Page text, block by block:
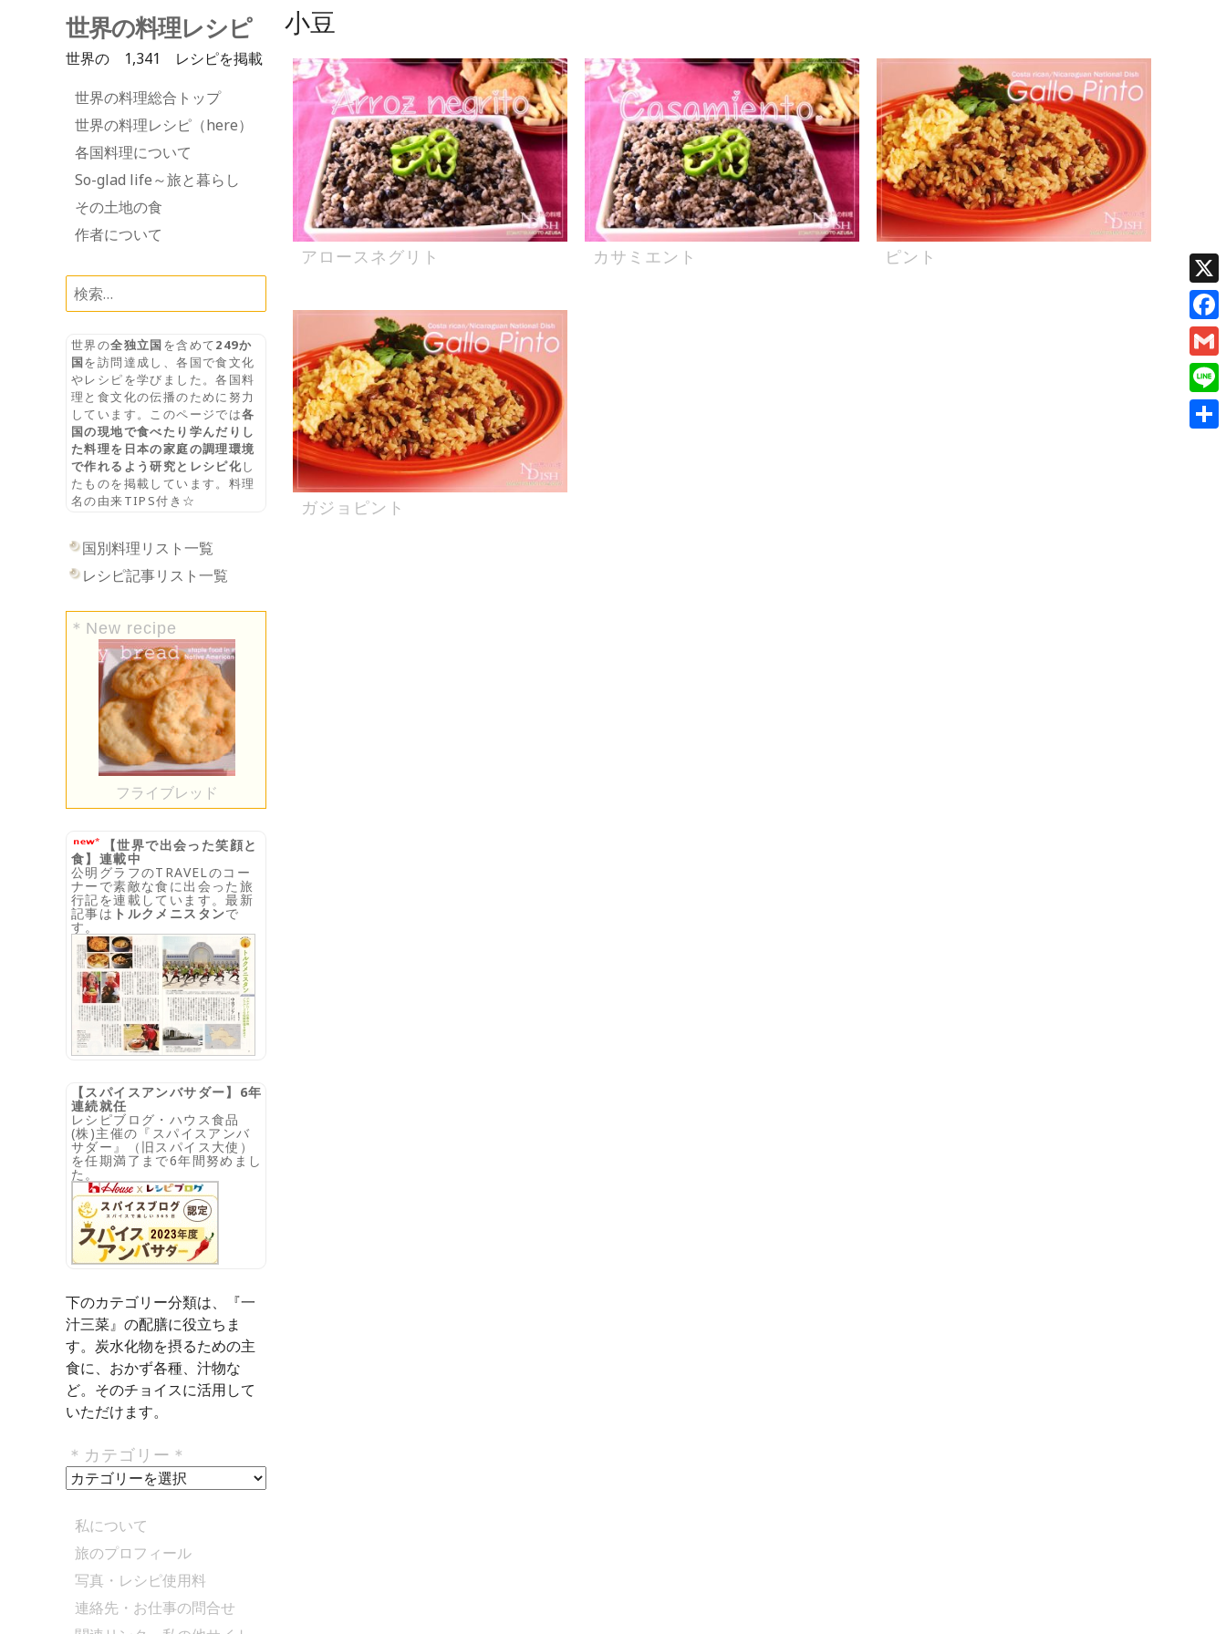
世界の料理レシピ
世界の 1,341 レシピを掲載
Skip
to
content
世界の料理総合トップ
世界の料理レシピ（here）
各国料理について
So-glad life～旅と暮らし
その土地の食
作者について
小豆
アロースネグリト カサミエント ピント
ガジョピント
検
索:
世界の全独立国を含めて249か
国を訪問達成し、各国で食文化
やレシピを学びました。各国料
理と食文化の伝播のために努力
しています。このページでは各
国の現地で食べたり学んだりし
た料理を日本の家庭の調理環境
で作れるよう研究とレシピ化し
たものを掲載しています。料理
名の由来TIPS付き☆
国別料理リスト一覧
レシピ記事リスト一覧
＊New recipe
フライブレッド
【世界で出会った笑顔と
食】連載中
公明グラフのTRAVELのコー
ナーで素敵な食に出会った旅
行記を連載しています。最新
記事は トルクメニスタンで
す。
【スパイスアンバサダー】6年
連続就任
レシピブログ・ハウス食品
(株)主催の『スパイスアンバ
サダー』（旧スパイス大使）
を任期満了まで6年間努めまし
た。
下のカテゴリー分類は、『一
汁三菜』の配膳に役立ちま
す。炭水化物を摂るための主
食に、おかず各種、汁物な
ど。そのチョイスに活用して
いただけます。
＊カテゴリー＊
＊
テ
ゴ
リ
ー
＊
私について
旅のプロフィール
写真・レシピ使用料
連絡先・お仕事の問合せ
X
Line